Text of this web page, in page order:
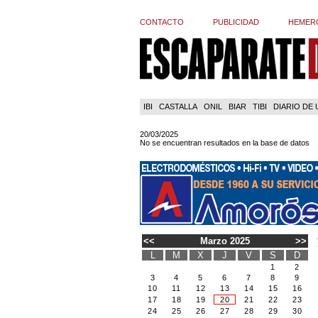
CONTACTO PUBLICIDAD
IBI CASTALLA ONIL BIAR TIBI DIARIO DE
20/03/2025
No se encuentran resultados en la base de datos
<< Marzo 2025
>>
L
M X J V S D
1
2
3
4 5 6 7 8
9
10
11 12 13 14 15
16
17
18 19 20 21 22
23
24
25 26 27 28 29
30